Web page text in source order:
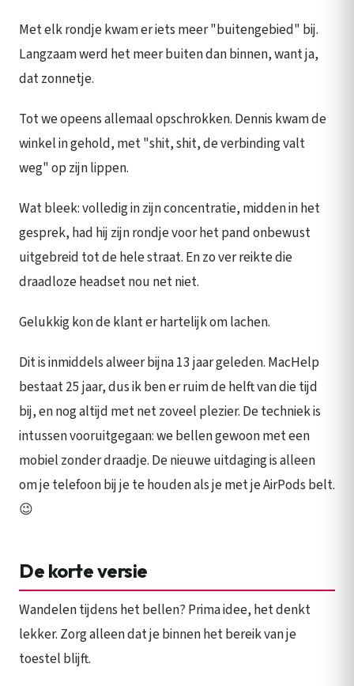
Met elk rondje kwam er iets meer "buitengebied" bij.
Langzaam werd het meer buiten dan binnen, want ja,
dat zonnetje.
Tot we opeens allemaal opschrokken. Dennis kwam de
winkel in gehold, met "shit, shit, de verbinding valt
weg" op zijn lippen.
Wat bleek: volledig in zijn concentratie, midden in het
gesprek, had hij zijn rondje voor het pand onbewust
uitgebreid tot de hele straat. En zo ver reikte die
draadloze headset nou net niet.
Gelukkig kon de klant er hartelijk om lachen.
Dit is inmiddels alweer bijna 13 jaar geleden. MacHelp
bestaat 25 jaar, dus ik ben er ruim de helft van die tijd
bij, en nog altijd met net zoveel plezier. De techniek is
intussen vooruitgegaan: we bellen gewoon met een
mobiel zonder draadje. De nieuwe uitdaging is alleen
om je telefoon bij je te houden als je met je AirPods belt.
😉
De korte versie
Wandelen tijdens het bellen? Prima idee, het denkt
lekker. Zorg alleen dat je binnen het bereik van je
toestel blijft.